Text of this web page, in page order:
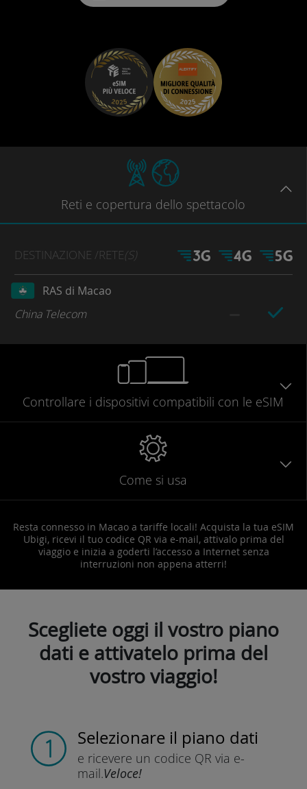
Reti e copertura dello spettacolo
DESTINAZIONE /RETE(S)
RAS di Macao
China Telecom
Controllare i dispositivi compatibili con le eSIM
Come si usa
Resta connesso in Macao a tariffe locali! Acquista la tua eSIM
Ubigi, ricevi il tuo codice QR via e-mail, attivalo prima del
viaggio e inizia a goderti l’accesso a Internet senza
interruzioni non appena atterri!
Scegliete oggi il vostro piano
dati e attivatelo prima del
vostro viaggio!
Selezionare il piano dati
e ricevere un codice QR via e-
mail.Veloce!